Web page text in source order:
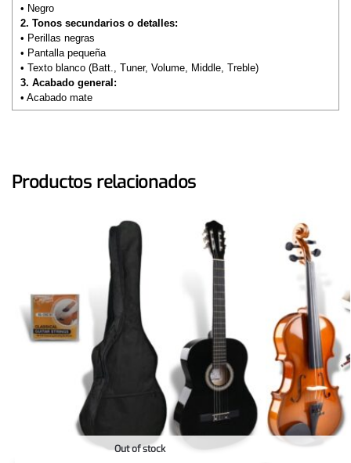
• Negro
2. Tonos secundarios o detalles:
• Perillas negras
• Pantalla pequeña
• Texto blanco (Batt., Tuner, Volume, Middle, Treble)
3. Acabado general:
• Acabado mate
Productos relacionados
Out of stock